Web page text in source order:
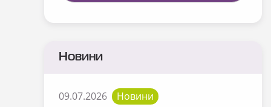
Новини
09.07.2026 Новини